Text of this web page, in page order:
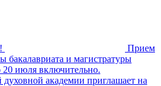
Прием
бакалавриата и магистратуры
июля включительно.
академии приглашает на